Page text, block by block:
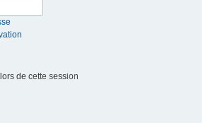
de cette session